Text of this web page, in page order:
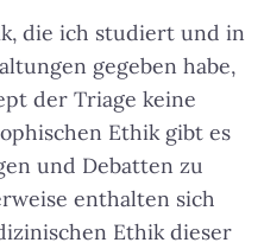
die ich studiert und in
gegeben habe,
der Triage keine
Ethik gibt es
und Debatten zu
enthalten sich
Ethik dieser